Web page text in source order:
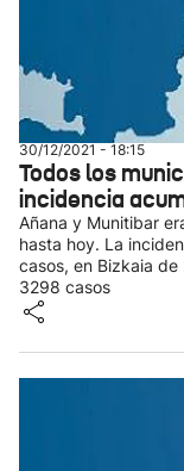
30/12/2021 - 18:15
Todos los
incidencia
Añana y Munitibar
hasta hoy. La
casos, en Bizkaia
3298 casos